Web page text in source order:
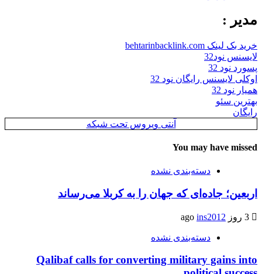
مدیر :
خرید بک لینک behtarinbacklink.com
لایسنس نود32
پسورد نود 32
اوکلی لایسنس رایگان نود 32
همیار نود 32
بهترین سئو
رایگان
آنتی ویروس تحت شبکه
You may have missed
دسته‌بندی نشده
اربعین؛ جاده‌ای که جهان را به کربلا می‌رساند
ins2012
دسته‌بندی نشده
Qalibaf calls for converting military gains into